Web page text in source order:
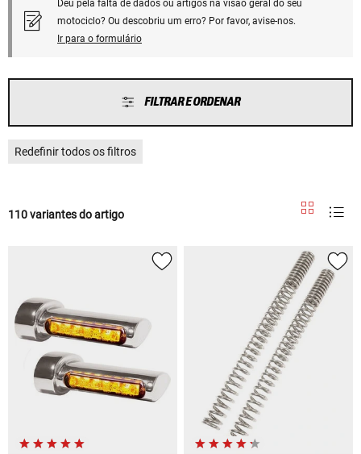
Deu pela falta de dados ou artigos na visão geral do seu
motociclo? Ou descobriu um erro? Por favor, avise-nos.
Ir para o formulário
FILTRAR E ORDENAR
Redefinir todos os filtros
110 variantes do artigo